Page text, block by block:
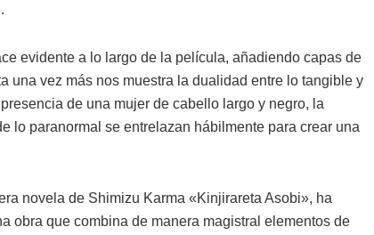
evidente a lo largo de la película, añadiendo capas de
una vez más nos muestra la dualidad entre lo tangible y
de una mujer de cabello largo y negro, la
lo paranormal se entrelazan hábilmente para crear una
novela de Shimizu Karma «Kinjirareta Asobi», ha
obra que combina de manera magistral elementos de